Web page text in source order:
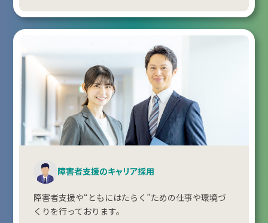
障害者支援のキャリア採用
障害者支援や“ともにはたらく”ための仕事や環境づ
くりを行っております。